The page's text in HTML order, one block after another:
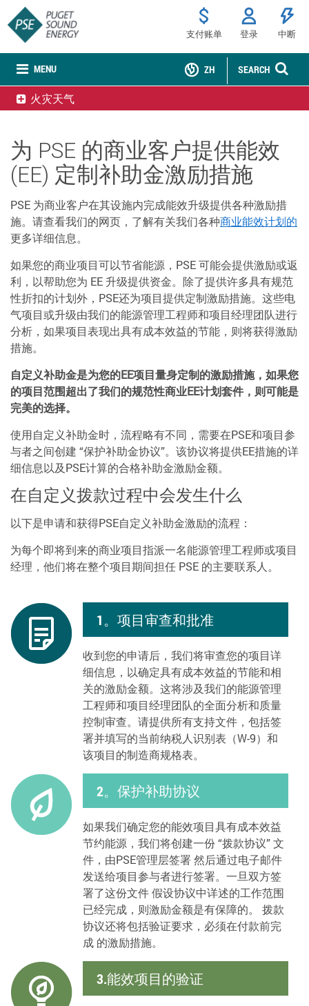
MENU
支付账单 登录 中断
SEARCH
ZH
火灾天气
为 PSE 的商业客户提供能效
(EE) 定制补助金激励措施
PSE 为商业客户在其设施内完成能效升级提供各种激励措
施。请查看我们的网页，了解有关我们各种商业能效计划的
更多详细信息。
如果您的商业项目可以节省能源，PSE 可能会提供激励或返
利，以帮助您为 EE 升级提供资金。除了提供许多具有规范
性折扣的计划外，PSE还为项目提供定制激励措施。这些电
气项目或升级由我们的能源管理工程师和项目经理团队进行
分析，如果项目表现出具有成本效益的节能，则将获得激励
措施。
自定义补助金是为您的EE项目量身定制的激励措施，如果您
的项目范围超出了我们的规范性商业EE计划套件，则可能是
完美的选择。
使用自定义补助金时，流程略有不同，需要在PSE和项目参
与者之间创建 “保护补助金协议”。该协议将提供EE措施的详
细信息以及PSE计算的合格补助金激励金额。
在自定义拨款过程中会发生什么
以下是申请和获得PSE自定义补助金激励的流程：
为每个即将到来的商业项目指派一名能源管理工程师或项目
经理，他们将在整个项目期间担任 PSE 的主要联系人。
1。项目审查和批准
收到您的申请后，我们将审查您的项目详
细信息，以确定具有成本效益的节能和相
关的激励金额。这将涉及我们的能源管理
工程师和项目经理团队的全面分析和质量
控制审查。请提供所有支持文件，包括签
署并填写的当前纳税人识别表（W-9）和
该项目的制造商规格表。
2。保护补助协议
如果我们确定您的能效项目具有成本效益
节约能源，我们将创建一份 “拨款协议” 文
件，由PSE管理层签署 然后通过电子邮件
发送给项目参与者进行签署。一旦双方签
署了这份文件 假设协议中详述的工作范围
已经完成，则激励金额是有保障的。 拨款
协议还将包括验证要求，必须在付款前完
成 的激励措施。
3.能效项目的验证